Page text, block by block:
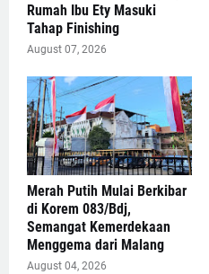
Rumah Ibu Ety Masuki
Tahap Finishing
August 07, 2026
Merah Putih Mulai Berkibar
di Korem 083/Bdj,
Semangat Kemerdekaan
Menggema dari Malang
August 04, 2026